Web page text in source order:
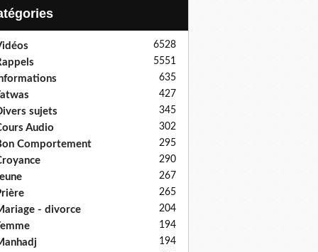
6528
5551
635
427
sujets 345
Audio 302
Comportement 295
290
267
265
- divorce 204
194
194